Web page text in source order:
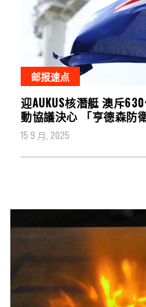
邮报速点
迎AUKUS核潛艇 澳斥
動協議決心 「亨德森防
15 9 月, 2025